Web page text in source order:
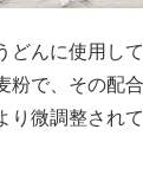
んに使用し
粉で、その配
微調整されて